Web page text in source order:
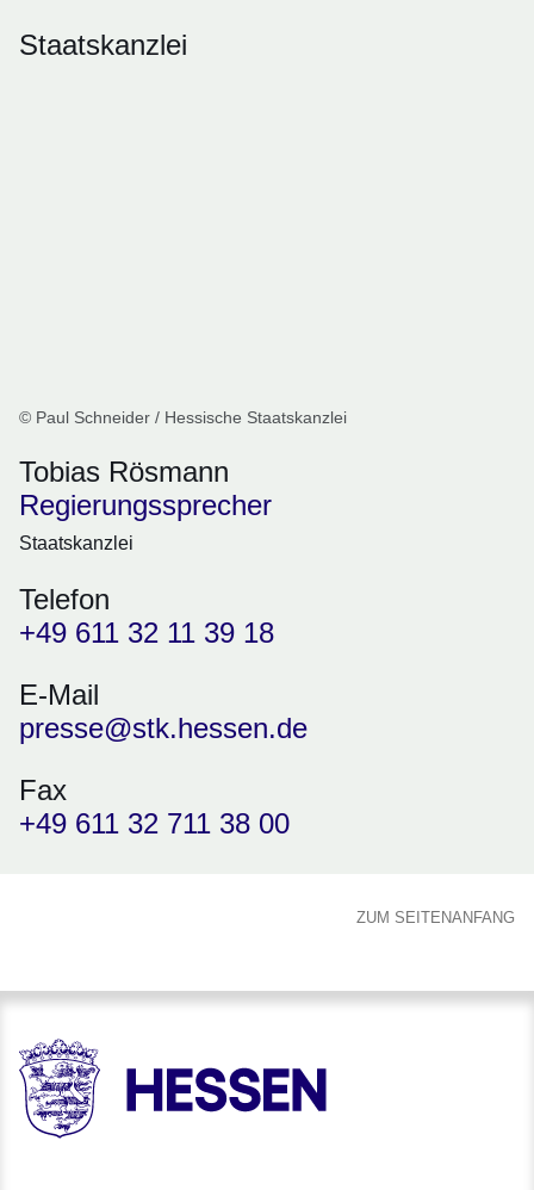
Staatskanzlei
© Paul Schneider / Hessische Staatskanzlei
Tobias Rösmann
Regierungssprecher
Staatskanzlei
Telefon
+49 611 32 11 39 18
E-Mail
presse@stk.hessen.de
Fax
+49 611 32 711 38 00
ZUM SEITENANFANG
HESSEN - Hessische Landesregierung